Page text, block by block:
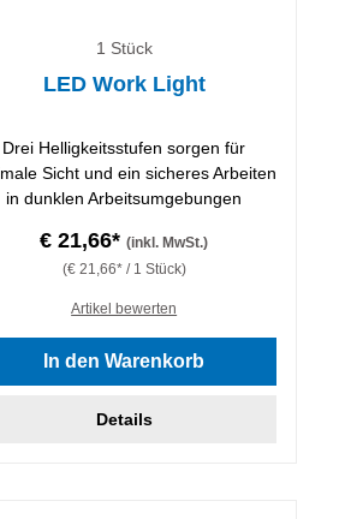
1 Stück
LED Work Light
Drei Helligkeitsstufen sorgen für
Sicht und ein sicheres Arbeiten
in dunklen Arbeitsumgebungen
€ 21,66*(inkl. MwSt.)
(€ 21,66* / 1 Stück)
Artikel bewerten
In den Warenkorb
Details